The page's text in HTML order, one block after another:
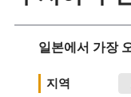
일본에서 가장
지역